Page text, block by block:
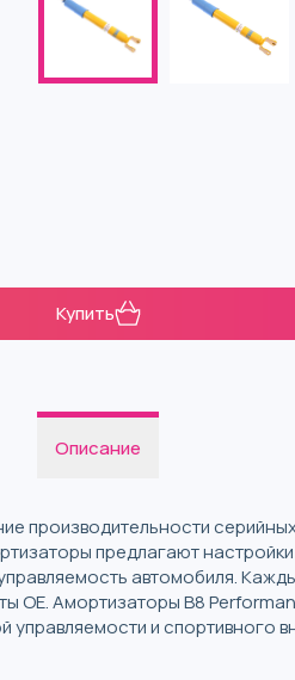
Купить
Описание
производительности
предлагают
автомобиля.
OE. Амортизаторы B8
и спортивного